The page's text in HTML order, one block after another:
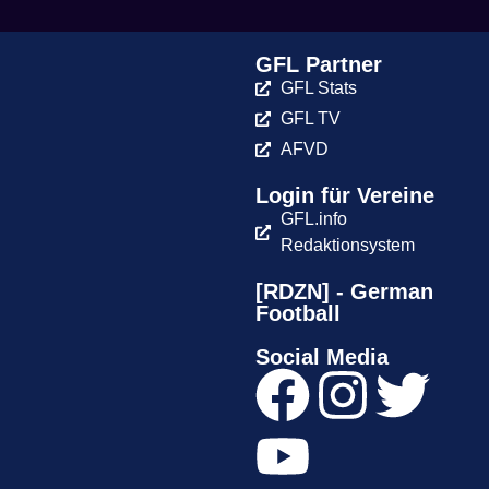
GFL Partner
GFL Stats
GFL TV
AFVD
Login für Vereine
GFL.info
Redaktionsystem
[RDZN] - German
Football
Social Media